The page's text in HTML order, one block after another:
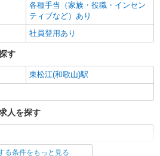
各種手当（家族・役職・インセン
ティブなど）あり
社員登用あり
す
東松江(和歌山)駅
人を探す
の求人を探す
る条件をもっと見る